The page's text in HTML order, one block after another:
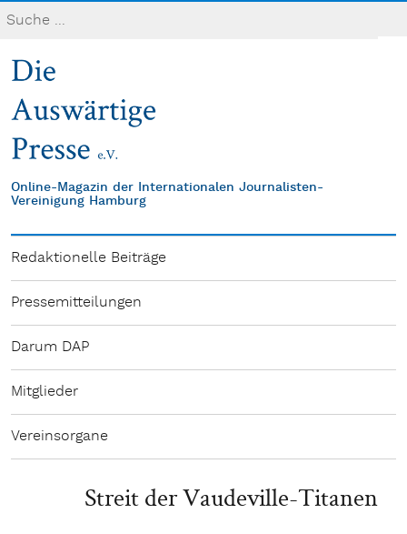
Online-Magazin der Internationalen Journalisten-
Vereinigung Hamburg
Redaktionelle Beiträge
Pressemitteilungen
Darum DAP
Mitglieder
Vereinsorgane
Streit der Vaudeville-Titanen